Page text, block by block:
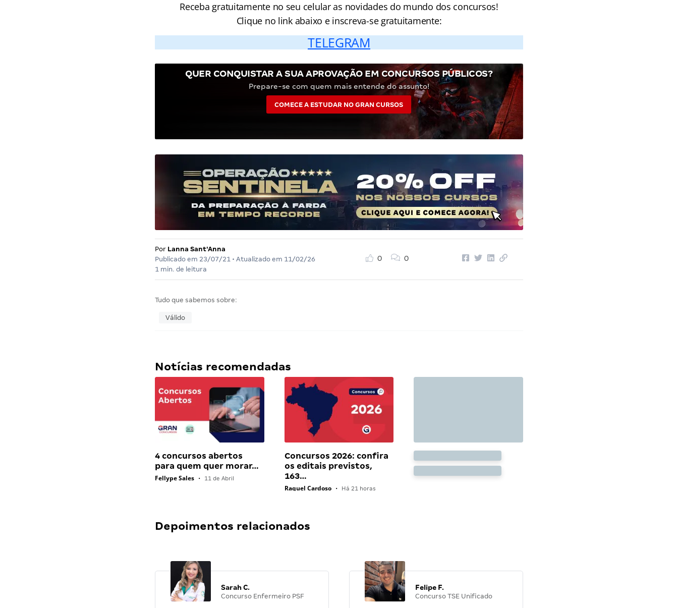
Receba gratuitamente no seu celular as novidades do mundo dos concursos!
Clique no link abaixo e inscreva-se gratuitamente:
TELEGRAM
QUER CONQUISTAR A SUA APROVAÇÃO EM CONCURSOS PÚBLICOS?
Prepare-se com quem mais entende do assunto!
COMECE A ESTUDAR NO GRAN CURSOS
Por Lanna Sant'Anna
Publicado em 23/07/21• Atualizado em 11/02/26
1 min. de leitura
0 0
Tudo que sabemos sobre:
Válido
Notícias recomendadas
4 concursos abertos
para quem quer morar…
Fellype Sales • 11 de Abril
Concursos 2026: confira
os editais previstos,
163…
Raquel Cardoso • Há 21 horas
Depoimentos relacionados
Sarah C.
Concurso Enfermeiro PSF
Felipe F.
Concurso TSE Unificado